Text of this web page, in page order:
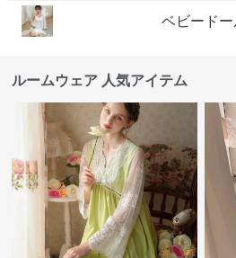
ベビードー
ルームウェア 人気アイテム